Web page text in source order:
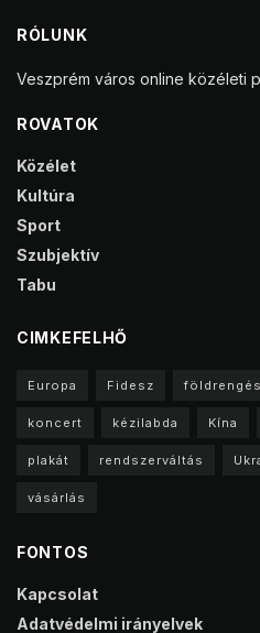
RÓLUNK
Veszprém város online közéleti
ROVATOK
Közélet
Kultúra
Sport
Szubjektív
Tabu
CIMKEFELHŐ
Europa Fidesz földrengés
koncert kézilabda Kína
plakát rendszerváltás
vásárlás
FONTOS
Kapcsolat
Adatvédelmi irányelvek